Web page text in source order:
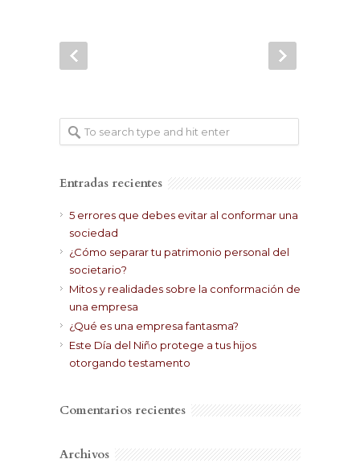
Entradas recientes
5 errores que debes evitar al conformar una
sociedad
¿Cómo separar tu patrimonio personal del
societario?
Mitos y realidades sobre la conformación de
una empresa
¿Qué es una empresa fantasma?
Este Día del Niño protege a tus hijos
otorgando testamento
Comentarios recientes
Archivos